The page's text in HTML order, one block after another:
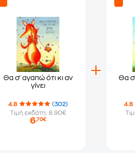
Θα σ' αγαπώ ότι κι αν
γίνει
4.8
(302)
Τιμή εκδότη: 8.90€
6,70€
Θα σ'
4.8